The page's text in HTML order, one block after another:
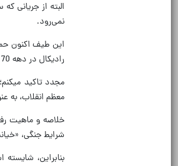
البته از جریانی
نمی‌رود.
این طیف اکنون
رادیکال در دهه 70 هستند.
مجدد تاکید
معظم انقلاب، به
خلاصه و ماهیت
شرایط جنگی،
بنابراین،